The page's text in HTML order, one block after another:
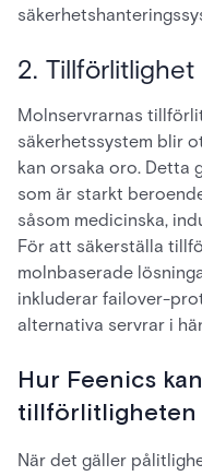
2.
Molnservrarnas
säkerhetssystem blir
kan orsaka oro. Detta
som är starkt
såsom medicinska,
För att säkerställa
molnbaserade
inkluderar failover-
alternativa servrar i
Hur Feenics
tillförlitligheten
När det gäller